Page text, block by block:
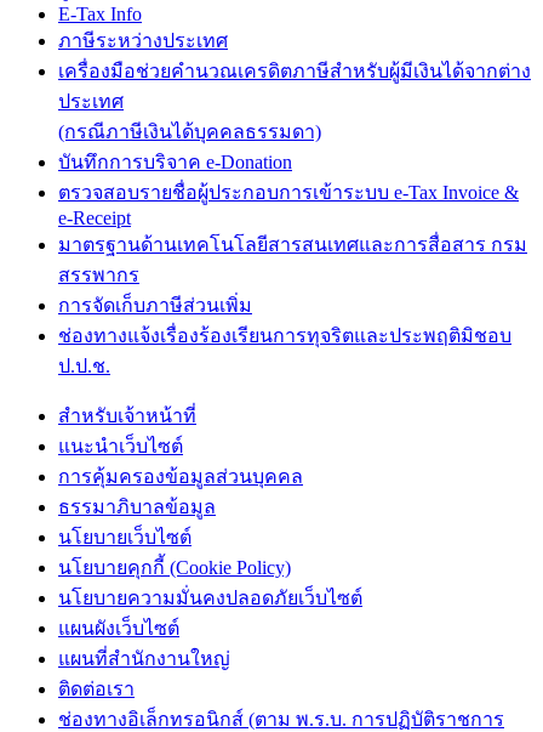
E-Tax Info
ภาษีระหว่างประเทศ
เครื่องมือช่วยคำนวณเครดิตภาษีสำหรับผู้มีเงินได้จากต่าง
ประเทศ
(กรณีภาษีเงินได้บุคคลธรรมดา)
บันทึกการบริจาค e-Donation
ตรวจสอบรายชื่อผู้ประกอบการเข้าระบบ e-Tax Invoice &
e-Receipt
มาตรฐานด้านเทคโนโลยีสารสนเทศและการสื่อสาร กรม
สรรพากร
การจัดเก็บภาษีส่วนเพิ่ม
ช่องทางแจ้งเรื่องร้องเรียนการทุจริตและประพฤติมิชอบ
ป.ป.ช.
สำหรับเจ้าหน้าที่
แนะนำเว็บไซต์
การคุ้มครองข้อมูลส่วนบุคคล
ธรรมาภิบาลข้อมูล
นโยบายเว็บไซต์
นโยบายคุกกี้ (Cookie Policy)
นโยบายความมั่นคงปลอดภัยเว็บไซต์
แผนผังเว็บไซต์
แผนที่สำนักงานใหญ่
ติดต่อเรา
ช่องทางอิเล็กทรอนิกส์ (ตาม พ.ร.บ. การปฏิบัติราชการ